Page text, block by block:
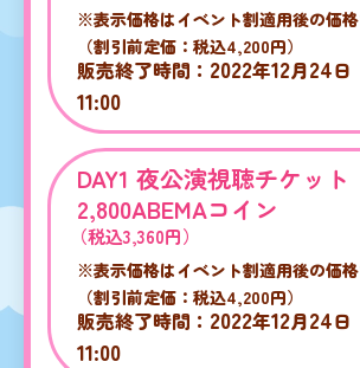
※表示価格はイベント割適用後の価
（割引前定価：税込4,200円）
販売終了時間： 2022年12月24日
11:00
DAY1 夜公演視聴チケット
2,800ABEMAコイン
（税込3,360円）
※表示価格はイベント割適用後の価
（割引前定価：税込4,200円）
販売終了時間： 2022年12月24日
11:00